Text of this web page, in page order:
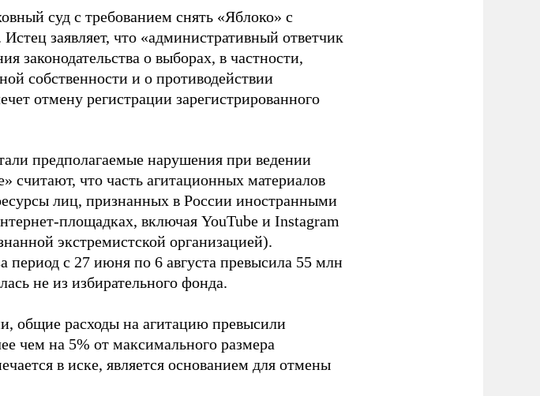
суд с требованием снять «Яблоко» с
Истец заявляет, что «административный ответчик
законодательства о выборах, в частности,
собственности и о противодействии
отмену регистрации зарегистрированного
предполагаемые нарушения при ведении
считают, что часть агитационных материалов
лиц, признанных в России иностранными
площадках, включая YouTube и Instagram
экстремистской организацией).
период с 27 июня по 6 августа превысила 55 млн
не из избирательного фонда.
общие расходы на агитацию превысили
чем на 5% от максимального размера
в иске, является основанием для отмены